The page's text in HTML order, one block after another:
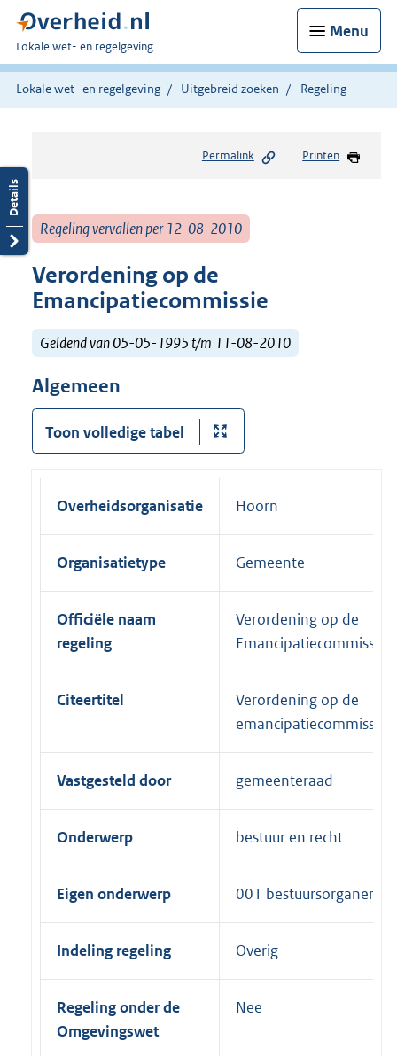
Menu
U
bent
hier:
Lokale wet- en regelgeving
Lokale wet- en regelgeving Uitgebreid zoeken Regeling
Permalink Printen
Regeling vervallen per 12-08-2010
Verordening op de
Emancipatiecommissie
Geldend van 05-05-1995 t/m 11-08-2010
Algemeen
Toon volledige tabel
Overheidsorganisatie Hoorn
Organisatietype Gemeente
Officiële naam
regeling
Verordening op de
Emancipatiecommissie
Citeertitel
Verordening op de
emancipatiecommissie
Vastgesteld door gemeenteraad
Onderwerp bestuur en recht
Eigen onderwerp 001 bestuursorganen
Indeling regeling Overig
Regeling onder de
Omgevingswet
Nee